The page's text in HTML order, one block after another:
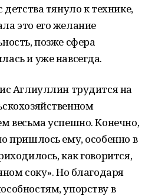
детства тянуло к технике,
это его желание
позже сфера
и уже навсегда.
Аглиуллин трудится на
весьма успешно. Конечно,
пришлось ему, особенно в
как говорится,
соку». Но благодаря
упорству в